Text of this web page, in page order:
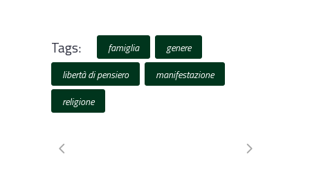
Tags: famiglia
genere
libertà di pensiero
manifestazione
religione